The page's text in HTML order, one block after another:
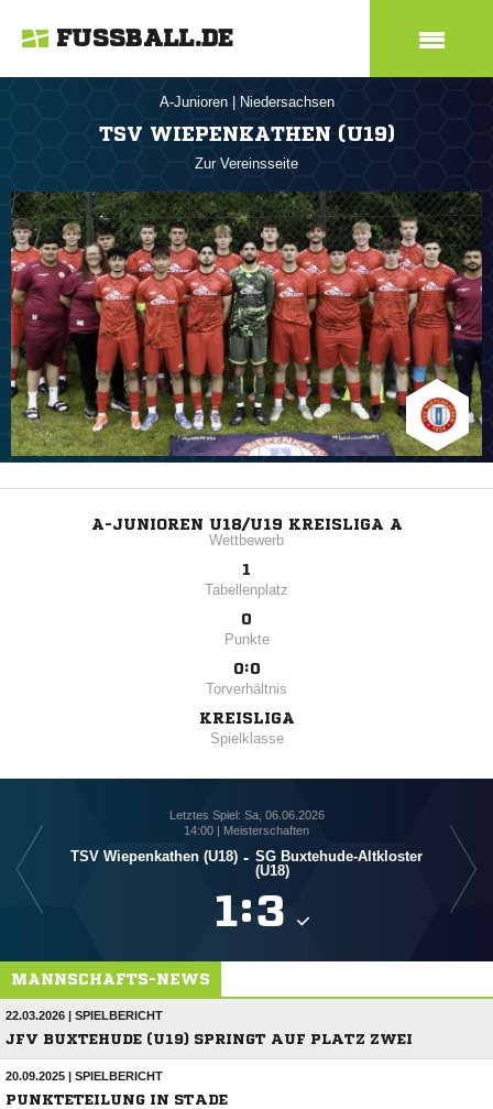
FUSSBALL.DE
A-Junioren Niedersachsen
TSV WIEPENKATHEN (U19)
Zur Vereinsseite
A-JUNIOREN U18/U19 KREISLIGA A
Wettbewerb
1
Tabellenplatz
0
Punkte
0:0
Torverhältnis
KREISLIGA
Spielklasse
Letztes Spiel: Sa, 06.06.2026
14:00 | Meisterschaften
TSV Wiepenkathen (U18) - SG Buxtehude-Altkloster
(U18)
:
MANNSCHAFTS-NEWS
22.03.2026 | SPIELBERICHT
JFV BUXTEHUDE (U19) SPRINGT AUF PLATZ ZWEI
20.09.2025 | SPIELBERICHT
PUNKTETEILUNG IN STADE